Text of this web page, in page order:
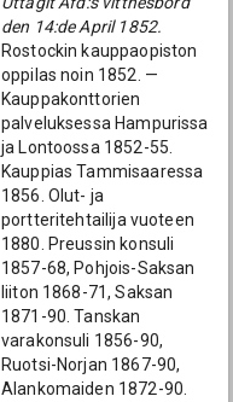
den 14:de April 1852.
Rostockin kauppaopiston
oppilas noin 1852. —
Kauppakonttorien
palveluksessa Hampurissa
ja Lontoossa 1852-55.
Kauppias Tammisaaressa
1856. Olut- ja
portteritehtailija vuoteen
1880. Preussin konsuli
1857-68, Pohjois-Saksan
liiton 1868-71, Saksan
1871-90. Tanskan
varakonsuli 1856-90,
Ruotsi-Norjan 1867-90,
Alankomaiden 1872-90.